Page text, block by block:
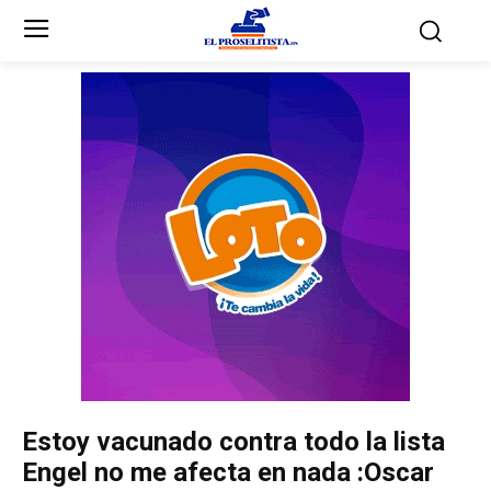
Partidos Políticos
Partido Liberal
Unificación Democrática
Anticorrupción
Partidos Políticos
Partido Liberal
Unificación Democrática
Anticorrupción
Estoy vacunado contra todo la lista
Engel no me afecta en nada :Oscar